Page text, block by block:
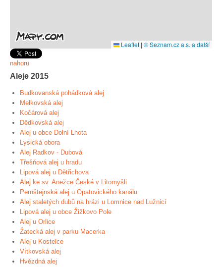
Leaflet | © Seznam.cz a.s. a další
nahoru
Aleje 2015
Budkovanská pohádková alej
Melkovská alej
Kočárová alej
Dědkovská alej
Alej u obce Dolní Lhota
Lysická obora
Alej Radkov - Dubová
Třešňová alej u hradu
Lipová alej u Dětřichova
Alej ke sv. Anežce České v Litomyšli
Pernštejnská alej u Opatovického kanálu
Alej staletých dubů na hrázi u Lomnice nad Lužnicí
Lipová alej u obce Žižkovo Pole
Alej u Orlice
Žatecká alej v parku Macerka
Alej u Kostelce
Vítkovská alej
Hvězdná alej